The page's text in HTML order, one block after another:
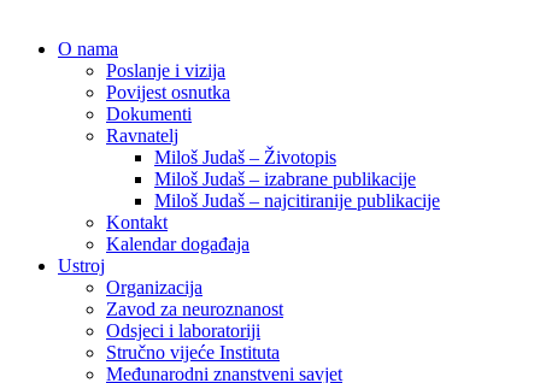
O nama
Poslanje i vizija
Povijest osnutka
Dokumenti
Ravnatelj
Miloš Judaš – Životopis
Miloš Judaš – izabrane publikacije
Miloš Judaš – najcitiranije publikacije
Kontakt
Kalendar događaja
Ustroj
Organizacija
Zavod za neuroznanost
Odsjeci i laboratoriji
Stručno vijeće Instituta
Međunarodni znanstveni savjet